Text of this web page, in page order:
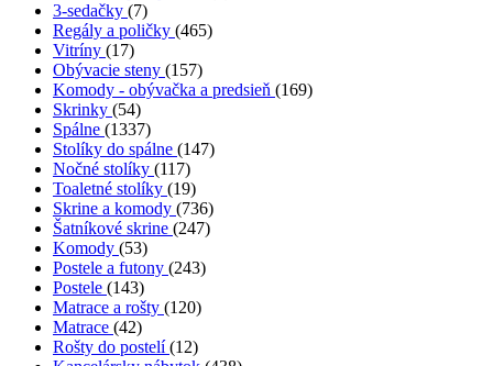
3-sedačky (7)
Regály a poličky (465)
Vitríny (17)
Obývacie steny (157)
Komody - obývačka a predsieň (169)
Skrinky (54)
Spálne (1337)
Stolíky do spálne (147)
Nočné stolíky (117)
Toaletné stolíky (19)
Skrine a komody (736)
Šatníkové skrine (247)
Komody (53)
Postele a futony (243)
Postele (143)
Matrace a rošty (120)
Matrace (42)
Rošty do postelí(12)